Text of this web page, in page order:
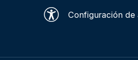
Configuración de